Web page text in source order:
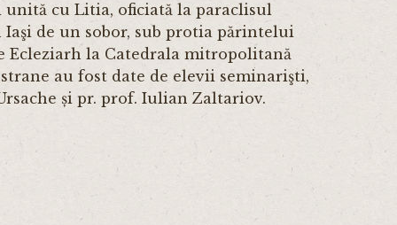
unită cu Litia, oficiată la paraclisul
de un sobor, sub protia părintelui
Ecleziarh la Catedrala mitropolitană
au fost date de elevii seminarişti,
și pr. prof. Iulian Zaltariov.